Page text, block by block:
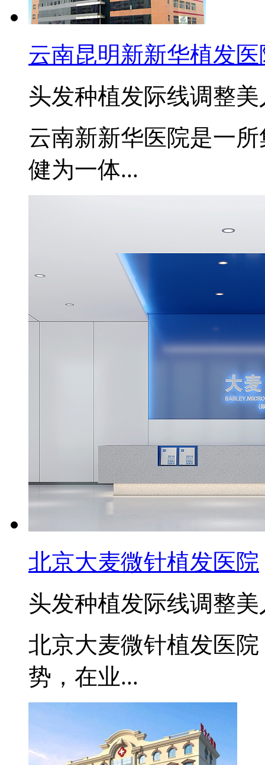
云南昆明新新华植发医
头发种植发际线调整
云南新新华医院是一
健为一体...
北京大麦微针植发医院
头发种植发际线调整
北京大麦微针植发医
势，在业...